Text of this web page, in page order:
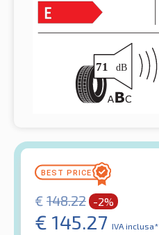
€ 148.22 -2%
€ 145.27 IVA inclusa*